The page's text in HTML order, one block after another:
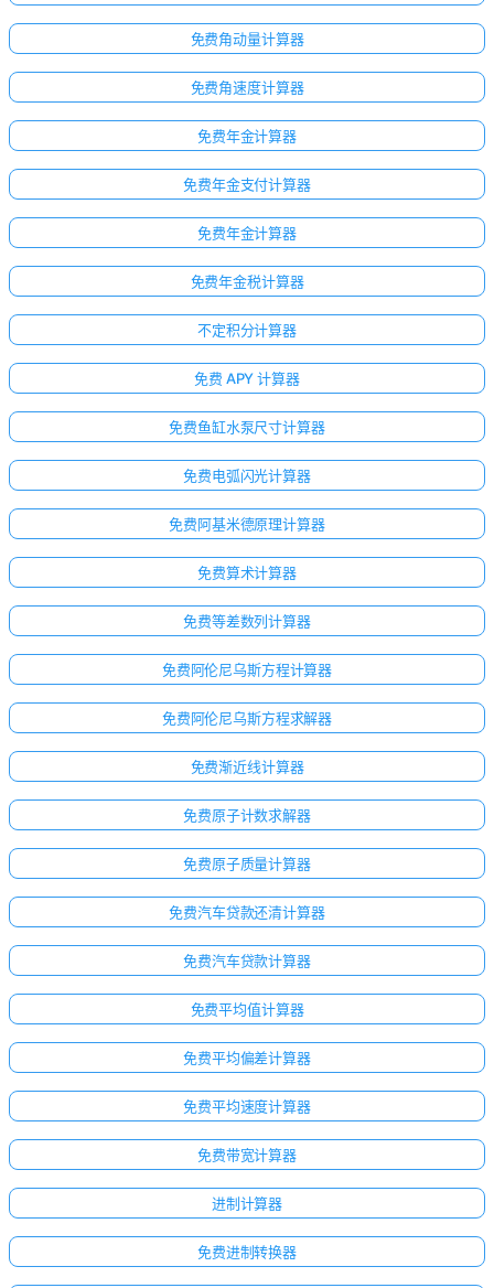
免费角动量计算器
免费角速度计算器
免费年金计算器
免费年金支付计算器
免费年金计算器
免费年金税计算器
不定积分计算器
免费 APY 计算器
免费鱼缸水泵尺寸计算器
免费电弧闪光计算器
免费阿基米德原理计算器
免费算术计算器
免费等差数列计算器
免费阿伦尼乌斯方程计算器
免费阿伦尼乌斯方程求解器
免费渐近线计算器
免费原子计数求解器
免费原子质量计算器
免费汽车贷款还清计算器
免费汽车贷款计算器
免费平均值计算器
免费平均偏差计算器
免费平均速度计算器
免费带宽计算器
进制计算器
免费进制转换器